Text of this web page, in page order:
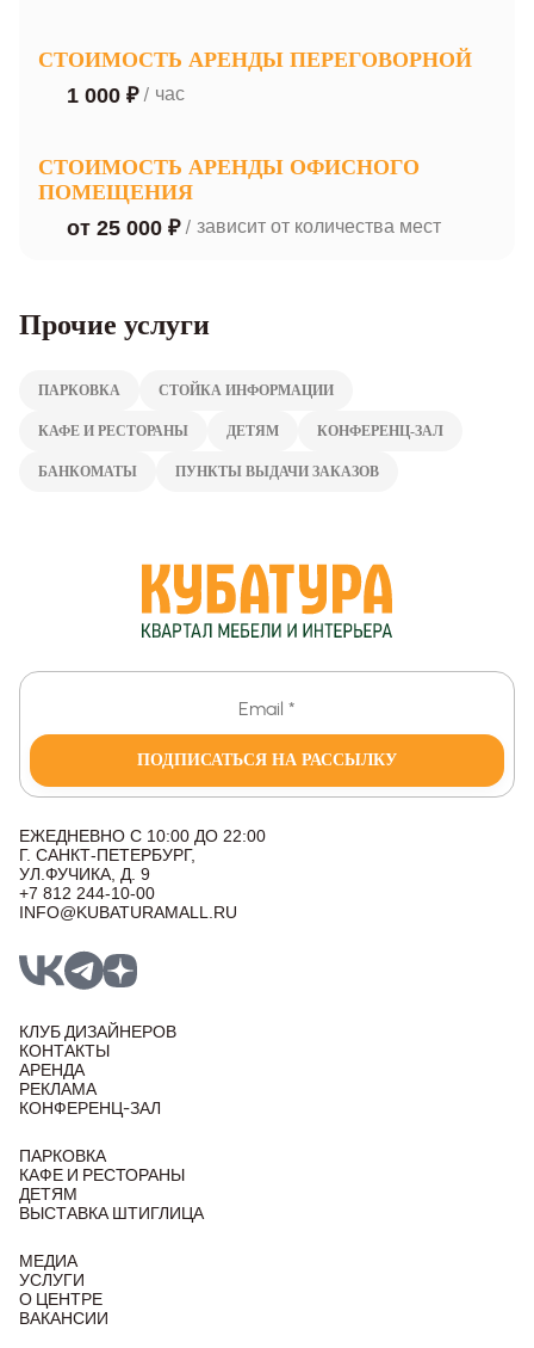
СТОИМОСТЬ АРЕНДЫ ПЕРЕГОВОРНОЙ
1 000 ₽/ час
СТОИМОСТЬ АРЕНДЫ ОФИСНОГО
ПОМЕЩЕНИЯ
от 25 000 ₽/ зависит от количества мест
Прочие услуги
ПАРКОВКА СТОЙКА ИНФОРМАЦИИ
КАФЕ И РЕСТОРАНЫ ДЕТЯМ КОНФЕРЕНЦ-ЗАЛ
БАНКОМАТЫ ПУНКТЫ ВЫДАЧИ ЗАКАЗОВ
ПОДПИСАТЬСЯ НА РАССЫЛКУ
ЕЖЕДНЕВНО С 10:00 ДО 22:00
Г. САНКТ-ПЕТЕРБУРГ,
УЛ.ФУЧИКА, Д. 9
+7 812 244-10-00
INFO@KUBATURAMALL.RU
КЛУБ ДИЗАЙНЕРОВ
КОНТАКТЫ
АРЕНДА
РЕКЛАМА
КОНФЕРЕНЦ-ЗАЛ
ПАРКОВКА
КАФЕ И РЕСТОРАНЫ
ДЕТЯМ
ВЫСТАВКА ШТИГЛИЦА
МЕДИА
УСЛУГИ
О ЦЕНТРЕ
ВАКАНСИИ